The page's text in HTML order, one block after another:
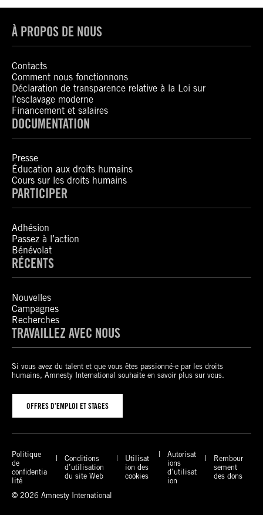
À PROPOS DE NOUS
Contacts
Comment nous fonctionnons
Déclaration de transparence relative à la Loi sur
l’esclavage moderne
Financement et salaires
DOCUMENTATION
Presse
Éducation aux droits humains
Cours sur les droits humains
PARTICIPER
Adhésion
Passez à l’action
Bénévolat
RÉCENTS
Nouvelles
Campagnes
Recherches
TRAVAILLEZ AVEC NOUS
Si vous avez du talent et que vous êtes passionné-e par les droits
humains, Amnesty International souhaite en savoir plus sur vous.
OFFRES D’EMPLOI ET STAGES
Politique
de
confidentia
lité
Conditions
d’utilisation
du site Web
Utilisat
ion des
cookies
Autorisat
ions
d’utilisat
ion
Rembour
sement
des dons
© 2026 Amnesty International